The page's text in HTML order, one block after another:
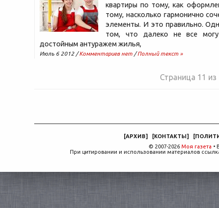
квартиры по тому, как
тому, насколько гармонично
элементы. И это правильно.
том, что далеко не все
достойным антуражем жилья,
Июль 6 2012 /Комментариев нет /Полный текст »
Страница 11 из
[АРХИВ] [КОНТАКТЫ] [
© 2007-2026 Моя газета •
При цитировании и использовании материалов